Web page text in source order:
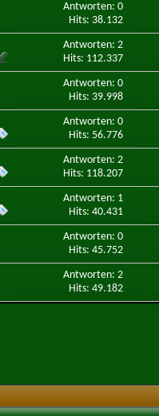
Antworten: 0
Hits: 38.132
Antworten: 2
Hits: 112.337
Antworten: 0
Hits: 39.998
Antworten: 0
Hits: 56.776
Antworten: 2
Hits: 118.207
Antworten: 1
Hits: 40.431
Antworten: 0
Hits: 45.752
Antworten: 2
Hits: 49.182